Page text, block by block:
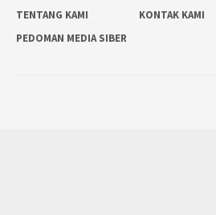
TENTANG KAMI
KONTAK KAMI
PEDOMAN MEDIA SIBER